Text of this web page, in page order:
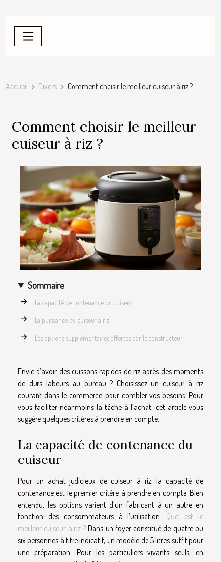
Accueil Divers Comment choisir le meilleur cuiseur à riz ?
Comment choisir le meilleur
cuiseur à riz ?
Sommaire
La capacité de contenance du cuiseur
La puissance du cuiseur à riz
Les options supplémentaires offertes par le constructeur
Envie d’avoir des cuissons rapides de riz après des moments
de durs labeurs au bureau ? Choisissez un cuiseur à riz
courant dans le commerce pour combler vos besoins. Pour
vous faciliter néanmoins la tâche à l’achat, cet article vous
suggère quelques critères à prendre en compte.
La capacité de contenance du
cuiseur
Pour un achat judicieux de cuiseur à riz, la capacité de
contenance est le premier critère à prendre en compte. Bien
entendu, les options varient d’un fabricant à un autre en
fonction des consommateurs à l’utilisation.
Quel est le
meilleur cuiseur à riz ? Dans un foyer constitué de quatre ou
six personnes à titre indicatif, un modèle de 5 litres suffit pour
une préparation. Pour les particuliers vivants seuls, en